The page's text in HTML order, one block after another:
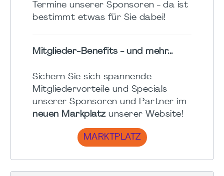
Termine unserer Sponsoren - da ist
bestimmt etwas für Sie dabei!
Mitglieder-Benefits - und mehr...
Sichern Sie sich spannende
Mitgliedervorteile und Specials
unserer Sponsoren und Partner im
neuen Markplatzunserer Website!
MARKTPLATZ